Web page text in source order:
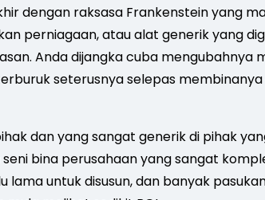
dengan raksasa Frankenstein yang
perniagaan, atau alat generik yang
Anda dijangka cuba mengubahnya
seterusnya selepas
dan yang sangat generik di pihak
bina perusahaan yang sangat
untuk disusun, dan banyak